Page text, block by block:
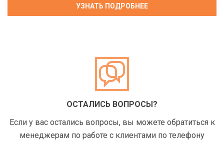
ОСТАЛИСЬ ВОПРОСЫ?
Если у вас остались вопросы, вы можете обратиться к
менеджерам по работе с клиентами по телефону